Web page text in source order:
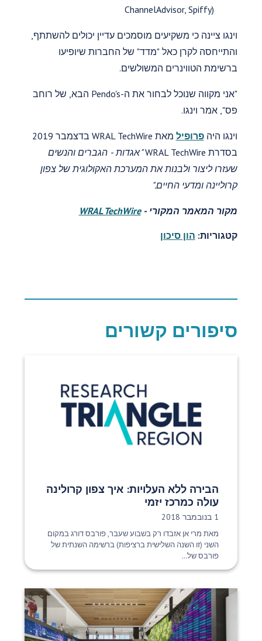
ChannelAdvisor, Spiffy)
וינגו ציינה כי משקיעים מוסמכים עדיין יכולים להשתתף,
והתייחסה לקרן כאל "מדד" של החברות שיופיעו
ברשימת הטווינרים המשולשים.
"אני מקווה שנוכל לבחור את ה-Pendo's הבא, של רוחב
פס", אמר וינגו.
וינגו היהפרופיל
מאת WRAL TechWire בדצמבר 2019
בסדרת WRAL TechWire
"אגדות - הגברים והנשים
שעזרו ליצור ולבנות את המערכת האקולוגית של צפון
קרוליינה ומדעי החיים."
מקור המאמר המקורי -WRAL TechWire
קטגוריות: הון סיכון
סיפורים קשורים
הבירה ללא העלויות: איך צפון קרולינה
עולה כמרכז יזמי
תאריך פרסום:1 בנובמבר 2018
מאת מרי אן אזבדו רק בשבוע שעבר, פורבס דורג במקום
השני (זו השנה השלישית ברציפות) ברשימה השנתית של
פורבס של...